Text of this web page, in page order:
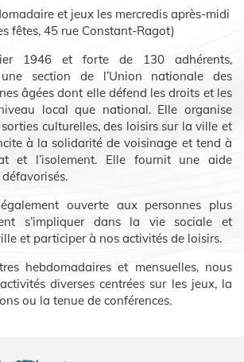
et jeux les mercredis après-midi
fêtes, 45 rue Constant-Ragot)
1946 et forte de 130 adhérents,
une section de l’Union nationale des
âgées dont elle défend les droits et les
local que national. Elle organise
culturelles, des loisirs sur la ville et
à la solidarité de voisinage et tend à
et l’isolement. Elle fournit une aide
également ouverte aux personnes plus
s’impliquer dans la vie sociale et
et participer à nos activités de loisirs.
hebdomadaires et mensuelles, nous
diverses centrées sur les jeux, la
ou la tenue de conférences.